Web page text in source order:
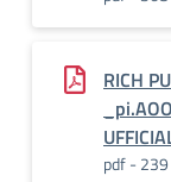
RICH
pdf -